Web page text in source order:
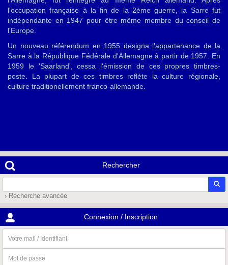
l'occupation française à la fin de la 2ème guerre, la Sarre fut
indépendante en 1947 pour être même membre du conseil de
l'Europe.
Un nouveau référendum en 1955 designa l'appartenance de la
Sarre à la République Fédérale d'Allemagne à partir de 1957. En
1959 le 'Saarland', cessa l'émission de ces propres timbres-
poste. La plupart de ces timbres reflète la culture régionale,
culture traditionellement franco-allemande.
Rechercher
› Recherche avancée
Connexion / Inscription
mail
/
Identifiant
de